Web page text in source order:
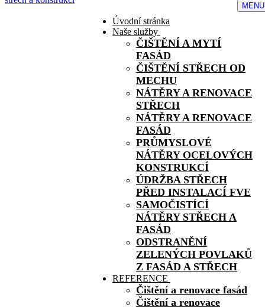
MENU
Úvodní stránka
Naše služby
ČIŠTĚNÍ A MYTÍ
FASÁD
ČIŠTĚNÍ STŘECH OD
MECHU
NÁTĚRY A RENOVACE
STŘECH
NÁTĚRY A RENOVACE
FASÁD
PRŮMYSLOVÉ
NÁTĚRY OCELOVÝCH
KONSTRUKCÍ
ÚDRŽBA STŘECH
PŘED INSTALACÍ FVE
SAMOČISTÍCÍ
NÁTĚRY STŘECH A
FASÁD
ODSTRANĚNÍ
ZELENÝCH POVLAKŮ
Z FASÁD A STŘECH
REFERENCE
Čištění a renovace fasád
Čištění a renovace